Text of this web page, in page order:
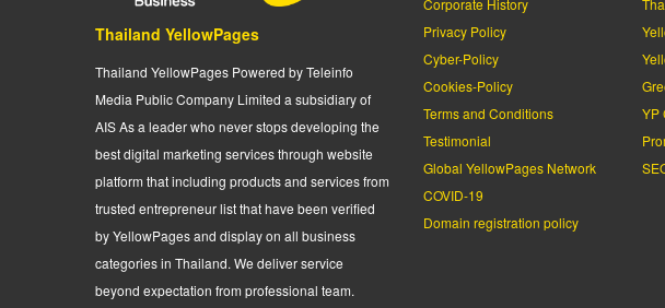
Thailand YellowPages
Thailand YellowPages Powered by Teleinfo
Media Public Company Limited a subsidiary of
AIS As a leader who never stops developing the
best digital marketing services through website
platform that including products and services from
trusted entrepreneur list that have been verified
by YellowPages and display on all business
categories in Thailand. We deliver service
beyond expectation from professional team.
Corporate History
Privacy Policy
Cyber-Policy
Cookies-Policy
Terms and Conditions
Testimonial
Global YellowPages Network
COVID-19
Domain registration policy
YP